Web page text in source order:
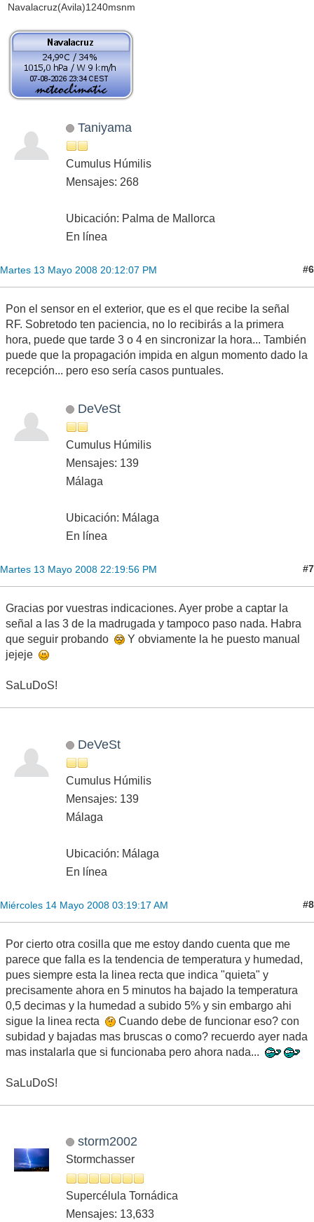
Navalacruz(Avila)1240msnm
Taniyama
Cumulus Húmilis
Mensajes: 268
Ubicación: Palma de Mallorca
En línea
Martes 13 Mayo 2008 20:12:07 PM #6
Pon el sensor en el exterior, que es el que recibe la señal
RF. Sobretodo ten paciencia, no lo recibirás a la primera
hora, puede que tarde 3 o 4 en sincronizar la hora... También
puede que la propagación impida en algun momento dado la
recepción... pero eso sería casos puntuales.
DeVeSt
Cumulus Húmilis
Mensajes: 139
Málaga
Ubicación: Málaga
En línea
Martes 13 Mayo 2008 22:19:56 PM #7
Gracias por vuestras indicaciones. Ayer probe a captar la
señal a las 3 de la madrugada y tampoco paso nada. Habra
que seguir probando
Y obviamente la he puesto manual
jejeje
SaLuDoS!
DeVeSt
Cumulus Húmilis
Mensajes: 139
Málaga
Ubicación: Málaga
En línea
Miércoles 14 Mayo 2008 03:19:17 AM #8
Por cierto otra cosilla que me estoy dando cuenta que me
parece que falla es la tendencia de temperatura y humedad,
pues siempre esta la linea recta que indica "quieta" y
precisamente ahora en 5 minutos ha bajado la temperatura
0,5 decimas y la humedad a subido 5% y sin embargo ahi
sigue la linea recta
Cuando debe de funcionar eso? con
subidad y bajadas mas bruscas o como? recuerdo ayer nada
mas instalarla que si funcionaba pero ahora nada...
SaLuDoS!
storm2002
Stormchasser
Supercélula Tornádica
Mensajes: 13,633